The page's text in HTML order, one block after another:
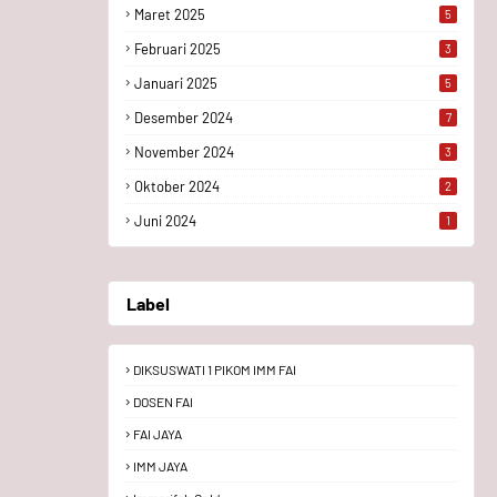
Maret 2025 5
Februari 2025 3
Januari 2025 5
Desember 2024 7
November 2024 3
Oktober 2024 2
Juni 2024 1
Label
DIKSUSWATI 1 PIKOM IMM FAI
DOSEN FAI
FAI JAYA
IMM JAYA